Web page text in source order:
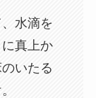
水滴を
真上か
いたる